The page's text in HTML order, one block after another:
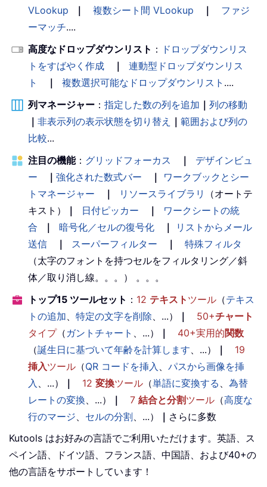
VLookup
｜ 複数シート間 VLookup ｜
ファジ
ーマッチ....
高度なドロップダウンリスト ： ドロップダウンリス
トをすばやく作成
｜
連動型ドロップダウンリス
ト
｜ 複数選択可能なドロップダウンリスト ....
列マネージャー ： 指定した数の列を追加 ｜ 列の移動
｜ 非表示列の表示状態を切り替え ｜ 範囲および列の
比較...
注目の機能： グリッドフォーカス ｜
デザインビュ
ー
｜ 強化された数式バー ｜
ワークブックとシー
トマネージャー
｜ リソースライブラリ
（オートテ
キスト）
｜ 日付ピッカー ｜
ワークシートの統
合
｜ 暗号化／セルの復号化 ｜
リストからメール
送信
｜ スーパーフィルター ｜
特殊フィルタ
（太字のフォントを持つセルをフィルタリング／斜
体／取り消し線。。。） 。。。
トップ15 ツールセット ： 12 テキスト ツール （テキス
トの追加
特定の文字を削除 、...） ｜ 50+チャート
タイプ（ ガントチャート 、...） ｜ 40+実用的関数
（誕生日に基づいて年齢を計算します 、...） ｜
19
挿入ツール （QR コードを挿入
パスから画像を挿
入
、...） ｜ 12 変換ツール （単語に変換する
為替
レートの変換 、...） ｜ 7 結合と分割ツール （高度な
行のマージ
セルの分割 、...） ｜ さらに多数
Kutools はお好みの言語でご利用いただけます。英語、ス
ペイン語、ドイツ語、フランス語、中国語、および40+の
他の言語をサポートしています！